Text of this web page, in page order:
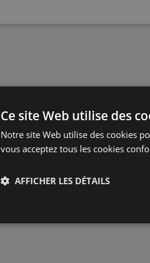
Ce site Web utilise des
Notre site Web utilise des cookies
vous acceptez tous les cookies
AFFICHER LES DÉTAILS